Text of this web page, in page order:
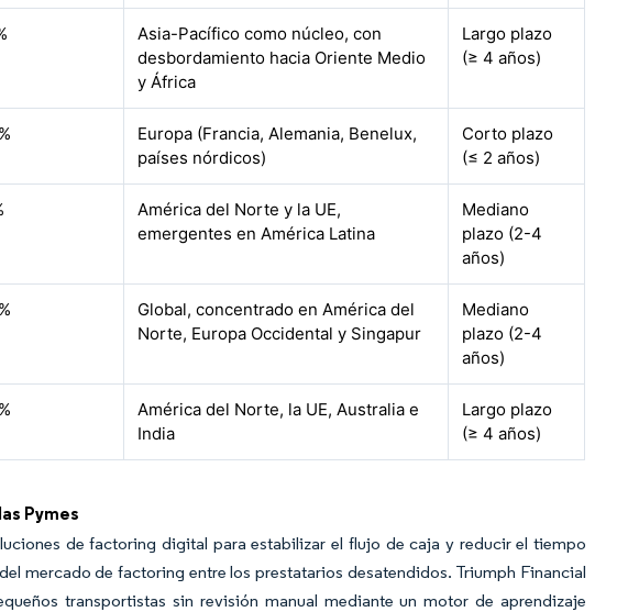
Asia-Pacífico como núcleo, con
desbordamiento hacia Oriente Medio
y África
Largo plazo
(≥ 4 años)
Europa (Francia, Alemania, Benelux,
países nórdicos)
Corto plazo
(≤ 2 años)
América del Norte y la UE,
emergentes en América Latina
Mediano
plazo (2-4
años)
Global, concentrado en América del
Norte, Europa Occidental y Singapur
Mediano
plazo (2-4
años)
América del Norte, la UE, Australia e
India
Largo plazo
(≥ 4 años)
Pymes
de factoring digital para estabilizar el flujo de caja y reducir el tiempo
mercado de factoring entre los prestatarios desatendidos. Triumph Financial
transportistas sin revisión manual mediante un motor de aprendizaje